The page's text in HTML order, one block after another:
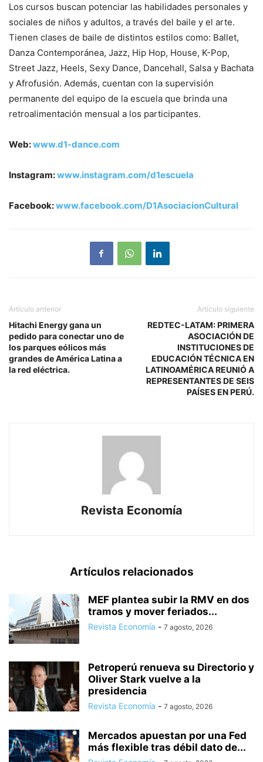
Los cursos buscan potenciar las habilidades personales y
sociales de niños y adultos, a través del baile y el arte.
Tienen clases de baile de distintos estilos como: Ballet,
Danza Contemporánea, Jazz, Hip Hop, House, K-Pop,
Street Jazz, Heels, Sexy Dance, Dancehall, Salsa y Bachata
y Afrofusión. Además, cuentan con la supervisión
permanente del equipo de la escuela que brinda una
retroalimentación mensual a los participantes.
Web:www.d1-dance.com
Instagram:www.instagram.com/d1escuela
Facebook:www.facebook.com/D1AsociacionCultural
Artículo anterior
Hitachi Energy gana un
pedido para conectar uno de
los parques eólicos más
grandes de América Latina a
la red eléctrica.
Artículo siguiente
REDTEC-LATAM: PRIMERA
ASOCIACIÓN DE
INSTITUCIONES DE
EDUCACIÓN TÉCNICA EN
LATINOAMÉRICA REUNIÓ A
REPRESENTANTES DE SEIS
PAÍSES EN PERÚ.
Revista Economía
Artículos relacionados
MEF plantea subir la RMV en dos
tramos y mover feriados...
Revista Economía - 7 agosto, 2026
Petroperú renueva su Directorio y
Oliver Stark vuelve a la
presidencia
Revista Economía - 7 agosto, 2026
Mercados apuestan por una Fed
más flexible tras débil dato de...